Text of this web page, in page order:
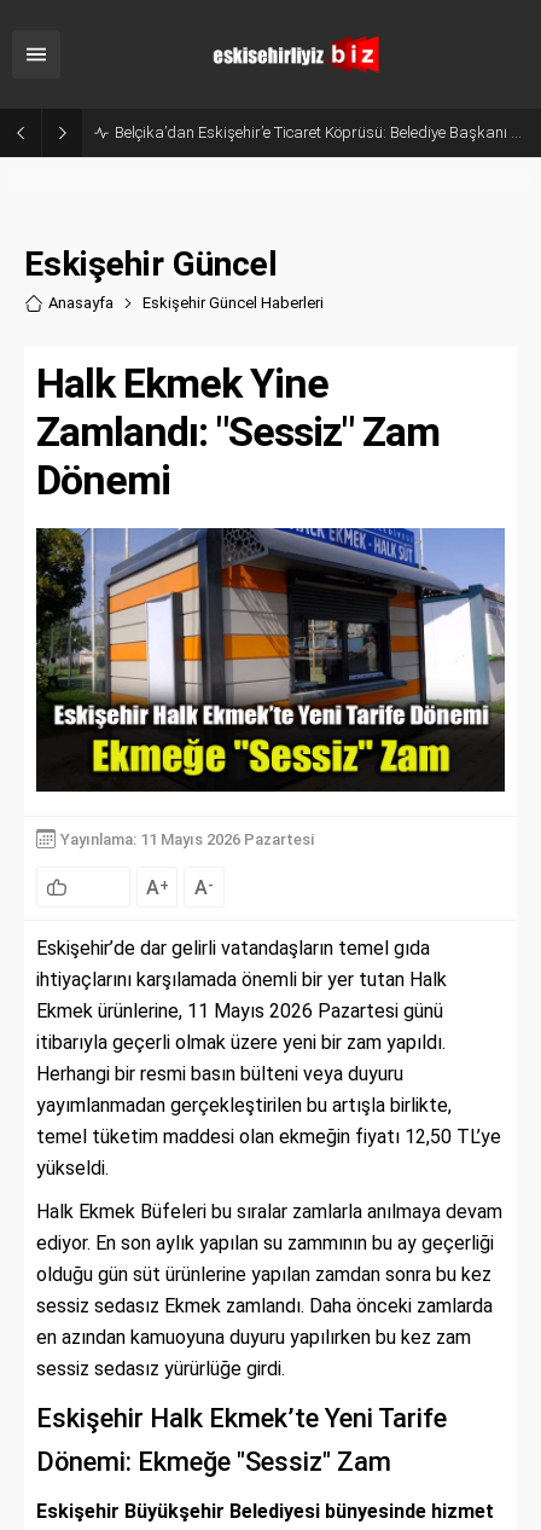
Eskişehir’in Gururu Elif Ertek Millî Takım Kampına Davet Edildi!
Eskişehir Güncel
Anasayfa Eskişehir Güncel Haberleri
Halk Ekmek Yine
Zamlandı: "Sessiz" Zam
Dönemi
Yayınlama: 11 Mayıs 2026 Pazartesi
A+ A-
Eskişehir’de dar gelirli vatandaşların temel gıda
ihtiyaçlarını karşılamada önemli bir yer tutan Halk
Ekmek ürünlerine, 11 Mayıs 2026 Pazartesi günü
itibarıyla geçerli olmak üzere yeni bir zam yapıldı.
Herhangi bir resmi basın bülteni veya duyuru
yayımlanmadan gerçekleştirilen bu artışla birlikte,
temel tüketim maddesi olan ekmeğin fiyatı 12,50 TL’ye
yükseldi.
Halk Ekmek Büfeleri bu sıralar zamlarla anılmaya devam
ediyor. En son aylık yapılan su zammının bu ay geçerliği
olduğu gün süt ürünlerine yapılan zamdan sonra bu kez
sessiz sedasız Ekmek zamlandı. Daha önceki zamlarda
en azından kamuoyuna duyuru yapılırken bu kez zam
sessiz sedasız yürürlüğe girdi.
Eskişehir Halk Ekmek’te Yeni Tarife
Dönemi: Ekmeğe "Sessiz" Zam
Eskişehir Büyükşehir Belediyesi bünyesinde hizmet